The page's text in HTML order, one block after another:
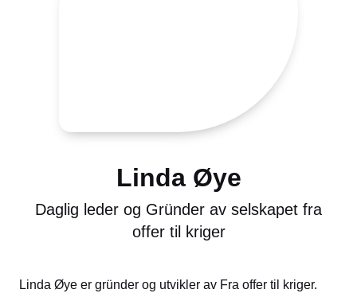
Linda Øye
Daglig leder og Gründer av selskapet fra
offer til kriger
Linda Øye er gründer og utvikler av Fra offer til kriger.